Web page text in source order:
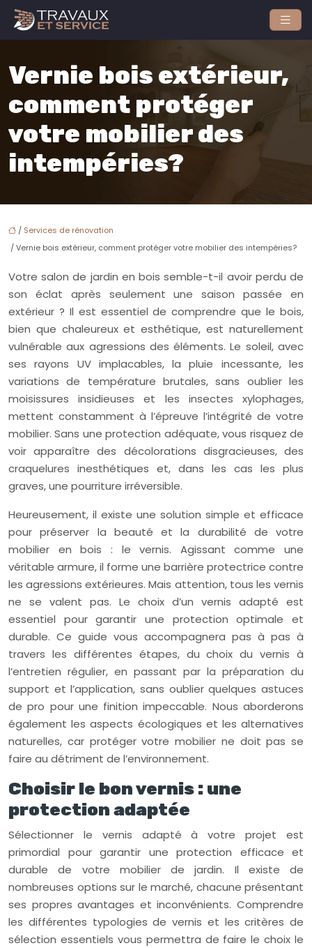
Vernie bois extérieur,
comment protéger
votre mobilier des
intempéries?
/ Services de rénovation
/ Vernie bois extérieur, comment protéger votre mobilier des intempéries?
Votre salon de jardin en bois semble-t-il avoir perdu de
son éclat après seulement une saison passée en
extérieur ? Il est essentiel de comprendre que le bois,
bien que chaleureux et esthétique, est naturellement
vulnérable aux agressions des éléments. Le soleil, avec
ses rayons UV implacables, la pluie incessante, les
variations de température brutales, sans oublier les
moisissures insidieuses et les insectes xylophages,
mettent constamment à l’épreuve l’intégrité de votre
mobilier. Sans une protection adéquate, vous risquez de
voir apparaître des décolorations disgracieuses, des
craquelures inesthétiques et, dans les cas les plus
graves, une pourriture irréversible.
Heureusement, il existe une solution simple et efficace
pour préserver la beauté et la durabilité de votre
mobilier en bois : le vernis. Agissant comme une
véritable armure, il forme une barrière protectrice contre
les agressions extérieures. Mais attention, tous les vernis
ne se valent pas. Le choix d’un vernis adapté est
essentiel pour garantir une protection optimale et
durable. Ce guide vous accompagnera pas à pas à
travers les différentes étapes, du choix du vernis à
l’entretien régulier, en passant par la préparation du
support et l’application, sans oublier quelques astuces
de pro pour une finition impeccable. Nous aborderons
également les aspects écologiques et les alternatives
naturelles, car protéger votre mobilier ne doit pas se
faire au détriment de l’environnement.
Choisir le bon vernis : une
protection adaptée
Sélectionner le vernis adapté à votre projet est
primordial pour garantir une protection efficace et
durable de votre mobilier de jardin. Il existe de
nombreuses options sur le marché, chacune présentant
ses propres avantages et inconvénients. Comprendre
les différentes typologies de vernis et les critères de
sélection essentiels vous permettra de faire le choix le